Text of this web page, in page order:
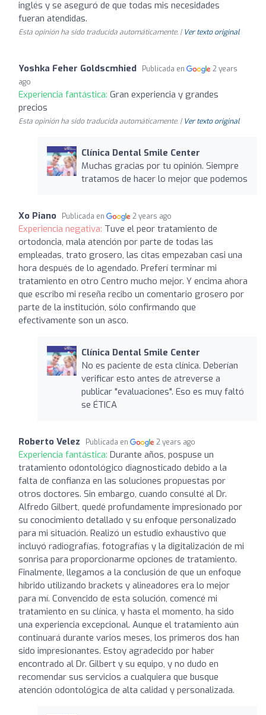
inglés y se aseguró de que todas mis necesidades
fueran atendidas.
Esta opinión ha sido traducida automáticamente. | Ver texto original
Yoshka Feher Goldscmhied Publicada en
2 years
ago
Experiencia fantástica: Gran experiencia y grandes
precios
Esta opinión ha sido traducida automáticamente. | Ver texto original
Clínica Dental Smile Center
Muchas gracias por tu opinión. Siempre
tratamos de hacer lo mejor que podemos
Xo Piano Publicada en 2 years ago
Experiencia negativa: Tuve el peor tratamiento de
ortodoncia, mala atención por parte de todas las
empleadas, trato grosero, las citas empezaban casi una
hora después de lo agendado. Preferí terminar mi
tratamiento en otro Centro mucho mejor. Y encima ahora
que escribo mi reseña recibo un comentario grosero por
parte de la institución, sólo confirmando que
efectivamente son un asco.
Clínica Dental Smile Center
No es paciente de esta clínica. Deberían
verificar esto antes de atreverse a
publicar "evaluaciones". Eso es muy faltó
se ÉTICA
Roberto Velez Publicada en 2 years ago
Experiencia fantástica: Durante años, pospuse un
tratamiento odontológico diagnosticado debido a la
falta de confianza en las soluciones propuestas por
otros doctores. Sin embargo, cuando consulté al Dr.
Alfredo Gilbert, quedé profundamente impresionado por
su conocimiento detallado y su enfoque personalizado
para mi situación. Realizó un estudio exhaustivo que
incluyó radiografías, fotografías y la digitalización de mi
sonrisa para proporcionarme opciones de tratamiento.
Finalmente, llegamos a la conclusión de que un enfoque
híbrido utilizando brackets y alineadores era lo mejor
para mí. Convencido de esta solución, comencé mi
tratamiento en su clínica, y hasta el momento, ha sido
una experiencia excepcional. Aunque el tratamiento aún
continuará durante varios meses, los primeros dos han
sido impresionantes. Estoy agradecido por haber
encontrado al Dr. Gilbert y su equipo, y no dudo en
recomendar sus servicios a cualquiera que busque
atención odontológica de alta calidad y personalizada.